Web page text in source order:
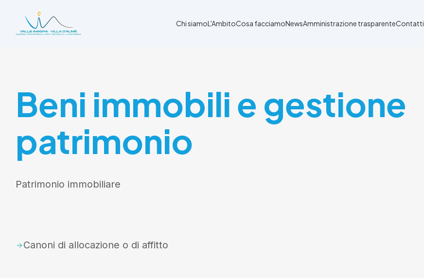
Chi siamoL'AmbitoCosa facciamoNewsAmministrazione trasparenteContatti
Cosa facciamo
News
Beni immobili e gestione
patrimonio
Patrimonio immobiliare
Canoni di allocazione o di affitto